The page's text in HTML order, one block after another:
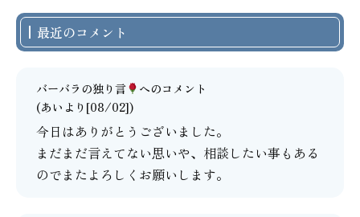
最近のコメント
バーバラの独り言
へのコメント
(あいより[08/02])
今日はありがとうございました。
まだまだ言えてない思いや、相談したい事もある
のでまたよろしくお願いします。